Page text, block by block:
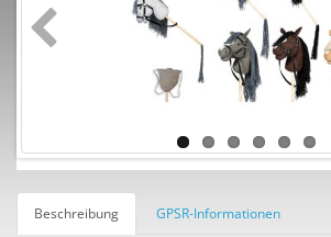
Beschreibung GPSR-Informationen